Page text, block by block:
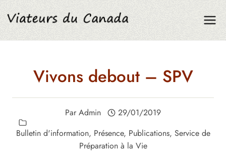
Aller
au
contenu
Vivons debout – SPV
ParAdmin
29/01/2019
Bulletin d'information, Présence, Publications, Service de
Préparation à la Vie